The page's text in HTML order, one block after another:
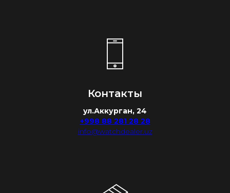
Контакты
ул.Аккурган, 24
+998 88 281 28 28
info@watchdealer.uz